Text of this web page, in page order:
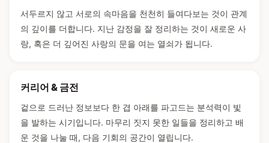
서두르지 않고 서로의 속마음을 천천히 들여다보는 것이 관계
의 깊이를 더합니다. 지난 감정을 잘 정리하는 것이 새로운 사
랑, 혹은 더 깊어진 사랑의 문을 여는 열쇠가 됩니다.
커리어 & 금전
겉으로 드러난 정보보다 한 겹 아래를 파고드는 분석력이 빛
을 발하는 시기입니다. 마무리 짓지 못한 일들을 정리하고 배
운 것을 나눌 때, 다음 기회의 공간이 열립니다.